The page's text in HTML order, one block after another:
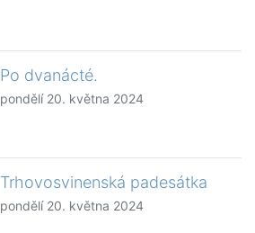
Po dvanácté.
pondělí 20. května 2024
Trhovosvinenská padesátka
pondělí 20. května 2024